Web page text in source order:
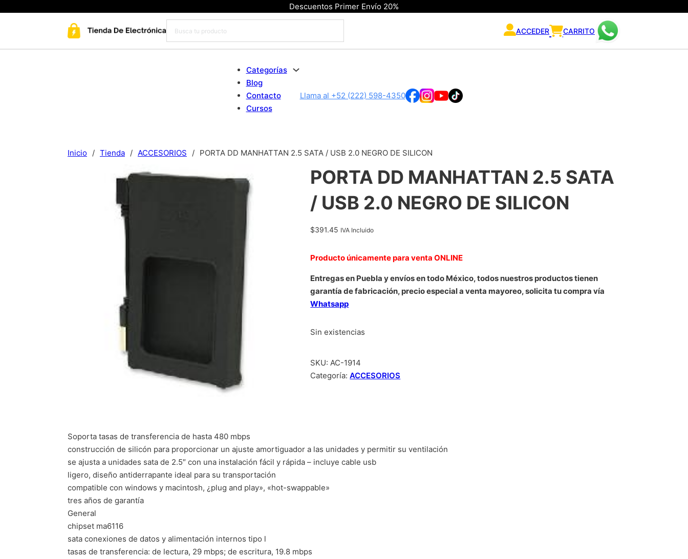
Descuentos Primer Envío 20%
ACCEDER CARRITO
Categorías
Blog
Contacto
Cursos
Llama al +52 (222) 598-4350
Inicio / Tienda / ACCESORIOS / PORTA DD MANHATTAN 2.5 SATA / USB 2.0 NEGRO DE SILICON
PORTA DD MANHATTAN 2.5 SATA
/ USB 2.0 NEGRO DE SILICON
$391.45 IVA Incluido
Producto únicamente para venta ONLINE
Entregas en Puebla y envíos en todo México, todos nuestros productos tienen
garantía de fabricación, precio especial a venta mayoreo, solicita tu compra vía
Whatsapp
Sin existencias
SKU:AC-1914
Categoría:ACCESORIOS
Soporta tasas de transferencia de hasta 480 mbps
construcción de silicón para proporcionar un ajuste amortiguador a las unidades y permitir su ventilación
se ajusta a unidades sata de 2.5″ con una instalación fácil y rápida – incluye cable usb
ligero, diseño antiderrapante ideal para su transportación
compatible con windows y macintosh, ¿plug and play», «hot-swappable»
tres años de garantía
General
chipset ma6116
sata conexiones de datos y alimentación internos tipo l
tasas de transferencia: de lectura, 29 mbps; de escritura, 19.8 mbps